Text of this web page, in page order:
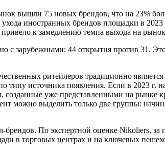
вышли 75 новых брендов, что на 23%
иностранных брендов площадки в
к замедлению темпа выхода на
с зарубежными: 44 открытия против 31.
ритейлеров традиционно
типу источника появления. Если в 2023
уже представленными на
можно выделить только две группы:
По экспертной оценке Nikoliers, за
в торговых центрах и на ключевых